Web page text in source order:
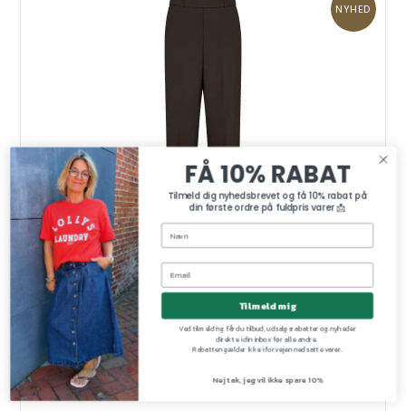
NYHED
Bai miley pant Mos Mosh, delicioso
Mos Mosh
174710-160
FÅ 10% RABAT
Tilmeld dig nyhedsbrevet og få 10% rabat på
din første ordre på fuldpris varer 📩
Tilmeld mig
Ved tilmelding får du tilbud, udsalgsrabatter og nyheder
direkte i din inbox før alle andre.
Rabatten gælder ikke i forvejen nedsatte varer.
Nej tak, jeg vil ikke spare 10%